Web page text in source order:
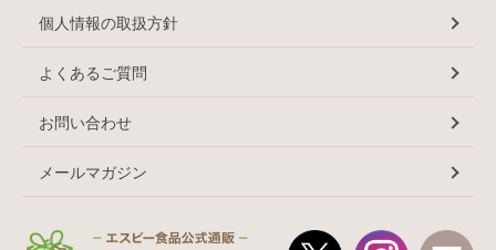
個人情報の取扱方針
よくあるご質問
お問い合わせ
メールマガジン